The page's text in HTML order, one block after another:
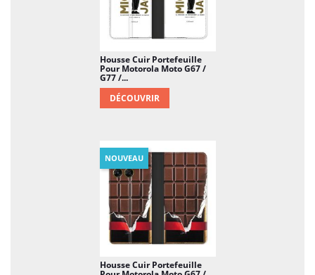
Housse Cuir Portefeuille
Pour Motorola Moto G67 /
G77 /...
DÉCOUVRIR
Housse Cuir Portefeuille
NOUVEAU